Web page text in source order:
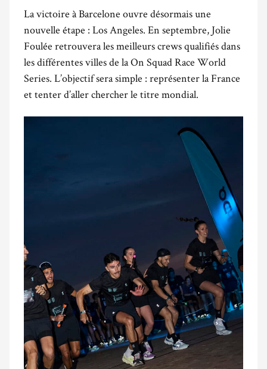
La victoire à Barcelone ouvre désormais une
nouvelle étape : Los Angeles. En septembre, Jolie
Foulée retrouvera les meilleurs crews qualifiés dans
les différentes villes de la On Squad Race World
Series. L’objectif sera simple : représenter la France
et tenter d’aller chercher le titre mondial.